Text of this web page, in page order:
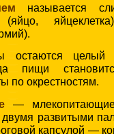
называется
(яйцо,
остаются целый
пищи
по окрестностям.
—
двумя развитыми
капсулой —